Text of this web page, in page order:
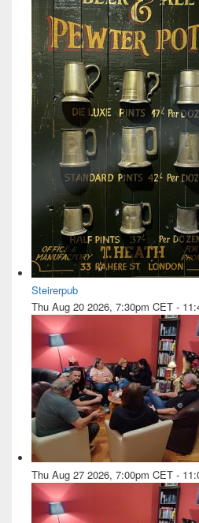
Steirerpub
Thu Aug 20 2026, 7:30pm CET -
Thu Aug 27 2026, 7:00pm CET -